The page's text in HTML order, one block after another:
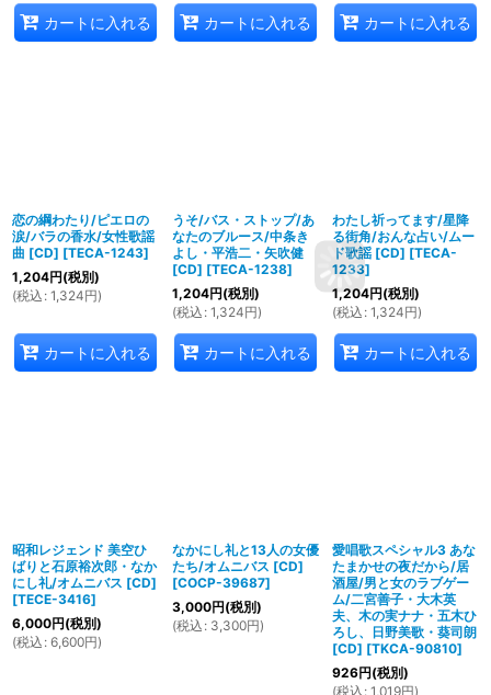
カートに入れる カートに入れる カートに入れる
恋の綱わたり/ピエロの
涙/バラの香水/女性歌謡
曲 [CD] [TECA-1243]
1,204円(税別)
(税込 : 1,324円)
カートに入れる
うそ/バス・ストップ/あ
なたのブルース/中条き
よし・平浩二・矢吹健
[CD] [TECA-1238]
1,204円(税別)
(税込 : 1,324円)
カートに入れる
わたし祈ってます/星降
る街角/おんな占い/ムー
ド歌謡 [CD] [TECA-
1233]
1,204円(税別)
(税込 : 1,324円)
カートに入れる
昭和レジェンド 美空ひ
ばりと石原裕次郎・なか
にし礼/オムニバス [CD]
[TECE-3416]
6,000円(税別)
(税込 : 6,600円)
なかにし礼と13人の女優
たち/オムニバス [CD]
[COCP-39687]
3,000円(税別)
(税込 : 3,300円)
愛唱歌スペシャル3 あな
たまかせの夜だから/居
酒屋/男と女のラブゲー
ム/二宮善子・大木英
夫、木の実ナナ・五木ひ
ろし、日野美歌・葵司朗
[CD] [TKCA-90810]
926円(税別)
(税込 : 1,019円)